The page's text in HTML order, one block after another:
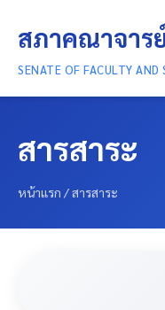
สภาคณาจาร
SENATE OF FACULTY AND
สารสาระ
หน้าแรก /สารสาระ